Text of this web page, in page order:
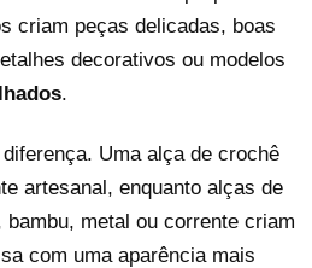
criam peças delicadas, boas
decorativos ou modelos
.
Uma alça de crochê
artesanal, enquanto alças de
metal ou corrente criam
com uma aparência mais